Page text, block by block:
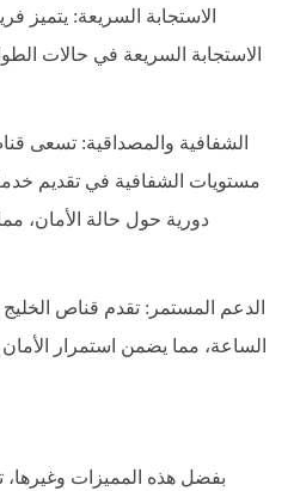
الاستجابة السريعة: يتميز
الاستجابة السريعة في حالات
الشفافية والمصداقية: تسعى
مستويات الشفافية في تقديم
دورية حول حالة الأمان،
الدعم المستمر: تقدم قناص الخليج
الساعة، مما يضمن استمرار
بفضل هذه المميزات